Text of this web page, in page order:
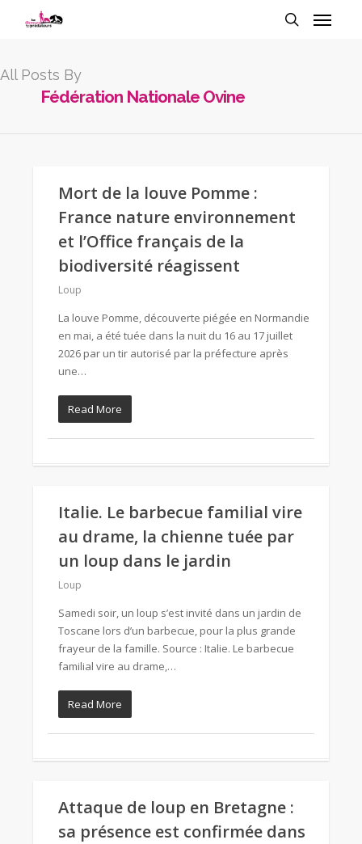
All Posts By
Fédération Nationale Ovine
Mort de la louve Pomme :
France nature environnement
et l’Office français de la
biodiversité réagissent
Loup
La louve Pomme, découverte piégée en Normandie
en mai, a été tuée dans la nuit du 16 au 17 juillet
2026 par un tir autorisé par la préfecture après
une…
Read More
Italie. Le barbecue familial vire
au drame, la chienne tuée par
un loup dans le jardin
Loup
Samedi soir, un loup s’est invité dans un jardin de
Toscane lors d’un barbecue, pour la plus grande
frayeur de la famille. Source : Italie. Le barbecue
familial vire au drame,…
Read More
Attaque de loup en Bretagne :
sa présence est confirmée dans